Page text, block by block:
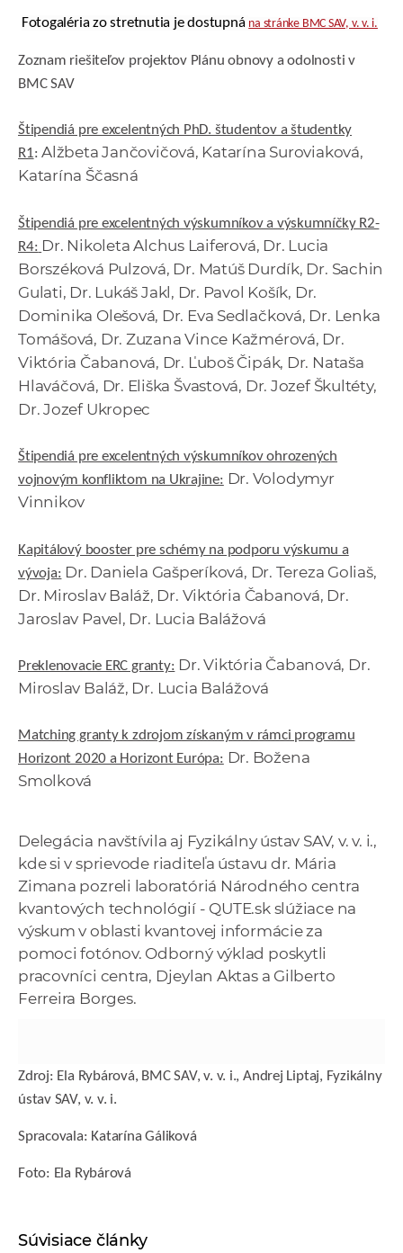
Fotogaléria zo stretnutia je dostupná na stránke BMC SAV, v. v. i.
Zoznam riešiteľov projektov Plánu obnovy a odolnosti v
BMC SAV
Štipendiá pre excelentných PhD. študentov a študentky
R1: Alžbeta Jančovičová, Katarína Suroviaková,
Katarína Ščasná
Štipendiá pre excelentných výskumníkov a výskumníčky R2-
R4: Dr. Nikoleta Alchus Laiferová, Dr. Lucia
Borszéková Pulzová, Dr. Matúš Durdík, Dr. Sachin
Gulati, Dr. Lukáš Jakl, Dr. Pavol Košík, Dr.
Dominika Olešová, Dr. Eva Sedlačková, Dr. Lenka
Tomášová, Dr. Zuzana Vince Kažmérová, Dr.
Viktória Čabanová, Dr. Ľuboš Čipák, Dr. Nataša
Hlaváčová, Dr. Eliška Švastová, Dr. Jozef Škultéty,
Dr. Jozef Ukropec
Štipendiá pre excelentných výskumníkov ohrozených
vojnovým konfliktom na Ukrajine: Dr. Volodymyr
Vinnikov
Kapitálový booster pre schémy na podporu výskumu a
vývoja: Dr. Daniela Gašperíková, Dr. Tereza Goliaš,
Dr. Miroslav Baláž, Dr. Viktória Čabanová, Dr.
Jaroslav Pavel, Dr. Lucia Balážová
Preklenovacie ERC granty: Dr. Viktória Čabanová, Dr.
Miroslav Baláž, Dr. Lucia Balážová
Matching granty k zdrojom získaným v rámci programu
Horizont 2020 a Horizont Európa: Dr. Božena
Smolková
Delegácia navštívila aj Fyzikálny ústav SAV, v. v. i.,
kde si v sprievode riaditeľa ústavu dr. Mária
Zimana pozreli laboratóriá Národného centra
kvantových technológií - QUTE.sk slúžiace na
výskum v oblasti kvantovej informácie za
pomoci fotónov. Odborný výklad poskytli
pracovníci centra, Djeylan Aktas a Gilberto
Ferreira Borges.
Zdroj: Ela Rybárová, BMC SAV, v. v. i., Andrej Liptaj, Fyzikálny
ústav SAV, v. v. i.
Spracovala: Katarína Gáliková
Foto: Ela Rybárová
Súvisiace články